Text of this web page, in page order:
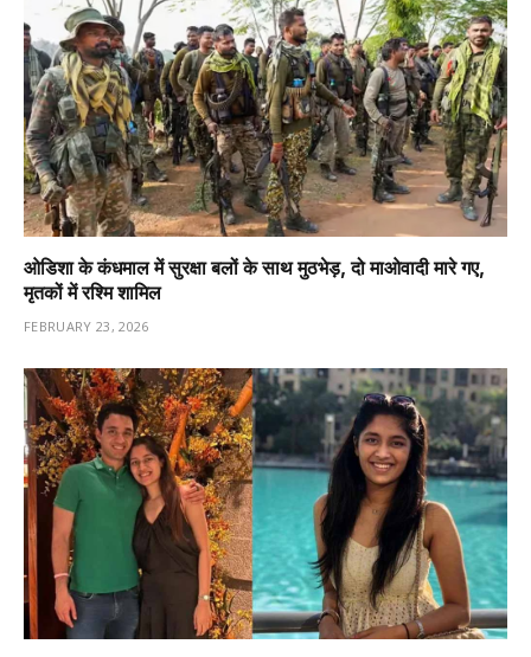
ओडिशा के कंधमाल में सुरक्षा बलों के साथ मुठभेड़, दो माओवादी मारे गए,
मृतकों में रश्मि शामिल
FEBRUARY 23, 2026